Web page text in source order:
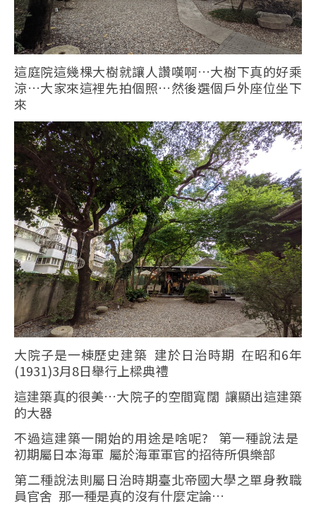
這庭院這幾棵大樹就讓人讚嘆啊…大樹下真的好乘
涼…大家來這裡先拍個照…然後選個戶外座位坐下
來
大院子是一棟歷史建築 建於日治時期 在昭和6年
(1931)3月8日舉行上樑典禮
這建築真的很美…大院子的空間寬闊 讓顯出這建築
的大器
不過這建築一開始的用途是啥呢? 第一種說法是
初期屬日本海軍 屬於海軍軍官的招待所俱樂部
第二種說法則屬日治時期臺北帝國大學之單身教職
員官舍 那一種是真的沒有什麼定論…